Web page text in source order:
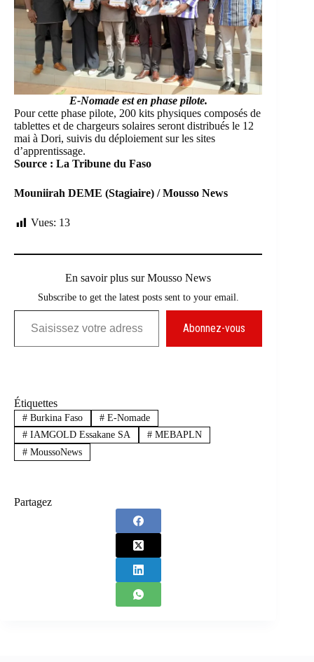
E-Nomade est en phase pilote.
Pour cette phase pilote, 200 kits physiques composés de
tablettes et de chargeurs solaires seront distribués le 12
mai à Dori, suivis du déploiement sur les sites
d’apprentissage.
Source : La Tribune du Faso
Mouniirah DEME (Stagiaire) / Mousso News
Vues: 13
En savoir plus sur Mousso News
Subscribe to get the latest posts sent to your email.
Saisissez votre adresse e-mail…
Abonnez-vous
Étiquettes
#Burkina Faso #E-Nomade
#IAMGOLD Essakane SA #MEBAPLN
#MoussoNews
Partagez